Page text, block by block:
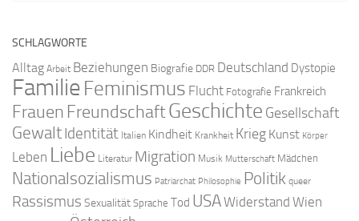
SCHLAGWORTE
Alltag Arbeit Beziehungen Biografie DDR Deutschland Dystopie
FamilieFeminismus Flucht Fotografie Frankreich
Frauen FreundschaftGeschichte Gesellschaft
GewaltIdentität Italien Kindheit Krankheit Krieg Kunst Körper
Leben Liebe Literatur Migration Musik Mutterschaft Mädchen
Nationalsozialismus Patriarchat Philosophie Politik queer
Rassismus SexualitätSprache Tod USAWiderstand Wien